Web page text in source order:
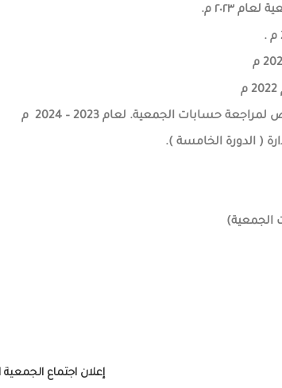
٢٠٢٣ م.
حسابات الجمعية. لعام 2023 – 2024 م
( الدورة الخامسة ).
الجمعية)
إعلان اجتماع